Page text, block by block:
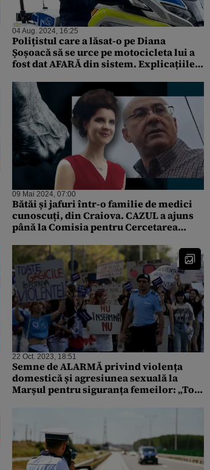
04 Aug. 2024, 16:25
Polițistul care a lăsat-o pe Diana
Șoșoacă să se urce pe motocicleta lui a
fost dat AFARĂ din sistem. Explicațiile
09 Mai 2024, 07:00
Bătăi și jafuri într-o familie de medici
cunoscuți, din Craiova. CAZUL a ajuns
până la Comisia pentru Cercetarea
22 Oct. 2023, 18:51
Semne de ALARMĂ privind violența
domestică și agresiunea sexuală la
Marșul pentru siguranța femeilor: „Tot